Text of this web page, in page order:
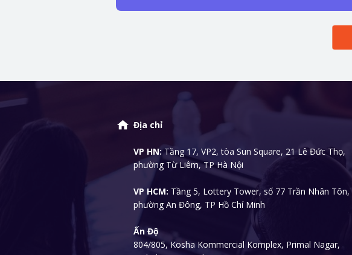
Địa chỉ
VP HN: Tầng 17, VP2, tòa Sun Square, 21 Lê Đức Thọ,
phường Từ Liêm, TP Hà Nội
VP HCM: Tầng 5, Lottery Tower, số 77 Trần Nhân Tôn,
phường An Đông, TP Hồ Chí Minh
Ấn Độ
804/805, Kosha Kommercial Komplex, Primal Nagar,